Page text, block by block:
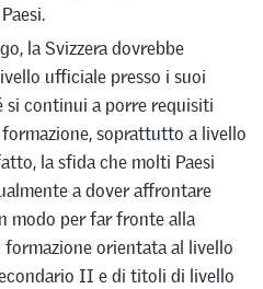
la Svizzera dovrebbe
ufficiale presso i suoi
si continui a porre requisiti
soprattutto a livello
la sfida che molti Paesi
a dover affrontare
modo per far fronte alla
orientata al livello
II e di titoli di livello